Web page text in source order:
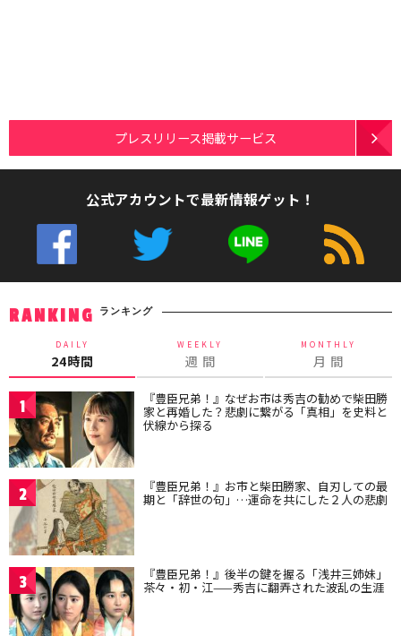
プレスリリース掲載サービス
公式アカウントで最新情報ゲット！
RANKING ランキング
DAILY
24時間
WEEKLY
週 間
MONTHLY
月 間
1 『豊臣兄弟！』なぜお市は秀吉の勧めで柴田勝
家と再婚した？悲劇に繋がる「真相」を史料と
伏線から探る
2 『豊臣兄弟！』お市と柴田勝家、自刃しての最
期と「辞世の句」…運命を共にした２人の悲劇
3 『豊臣兄弟！』後半の鍵を握る「浅井三姉妹」
茶々・初・江——秀吉に翻弄された波乱の生涯